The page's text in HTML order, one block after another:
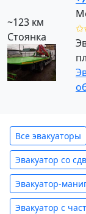
~123 км
Стоянка
Все эвакуаторы
Эвакуатор со
Эвакуатор-
Эвакуатор с